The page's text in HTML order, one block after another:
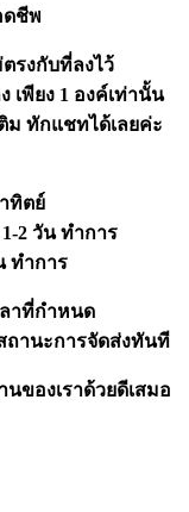
ดชีพ
รงกับที่ลงไว้
เพียง 1 องค์เท่านั้น
ม ทักแชทได้เลยค่ะ
ทิตย์
2 วัน ทำการ
ทำการ
าที่กำหนด
ถานะการจัดส่งทันที
องเราด้วยดีเสมอ